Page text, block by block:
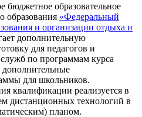
бюджетное образовательное
образования «Федеральный
и организации отдыха и
дополнительную
для педагогов и
по программам курса
для школьников.
квалификации реализуется в
дистанционных технологий в
планом.